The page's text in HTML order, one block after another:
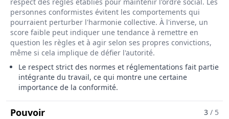
personnes conformistes évitent les comportements qui
pourraient perturber l'harmonie collective. À l'inverse, un
score faible peut indiquer une tendance à remettre en
question les règles et à agir selon ses propres convictions,
même si cela implique de défier l'autorité.
Le respect strict des normes et réglementations fait partie
intégrante du travail, ce qui montre une certaine
importance de la conformité.
PouvoirPour Le Métier De Assureur / 3 / 5